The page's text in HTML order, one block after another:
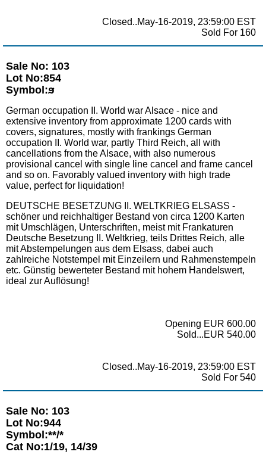
Closed..May-16-2019, 23:59:00 EST
Sold For 160
Sale No: 103
Lot No:854
Symbol:ϧ
German occupation II. World war Alsace - nice and
extensive inventory from approximate 1200 cards with
covers, signatures, mostly with frankings German
occupation II. World war, partly Third Reich, all with
cancellations from the Alsace, with also numerous
provisional cancel with single line cancel and frame cancel
and so on. Favorably valued inventory with high trade
value, perfect for liquidation!
DEUTSCHE BESETZUNG II. WELTKRIEG ELSASS -
schöner und reichhaltiger Bestand von circa 1200 Karten
mit Umschlägen, Unterschriften, meist mit Frankaturen
Deutsche Besetzung II. Weltkrieg, teils Drittes Reich, alle
mit Abstempelungen aus dem Elsass, dabei auch
zahlreiche Notstempel mit Einzeilern und Rahmenstempeln
etc. Günstig bewerteter Bestand mit hohem Handelswert,
ideal zur Auflösung!
Opening EUR 600.00
Sold...EUR 540.00
Closed..May-16-2019, 23:59:00 EST
Sold For 540
Sale No: 103
Lot No:944
Symbol:**/*
Cat No:1/19, 14/39